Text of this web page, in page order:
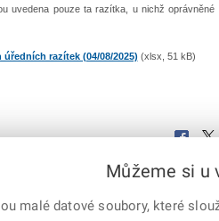
uvedena pouze ta razítka, u nichž
razítek (04/08/2025) (xlsx, 51 kB)
X
práva vyhrazena X Corp.
Můžeme si u
malé datové soubory, které